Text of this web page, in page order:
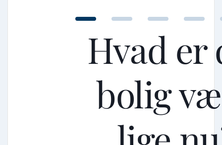
Hvad er
bolig
Mindre god
Mellem
Mindre god
Mellem
Mindre god
Mellem